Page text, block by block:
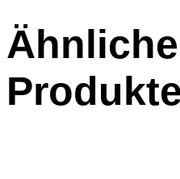
Ähnliche
Produkte